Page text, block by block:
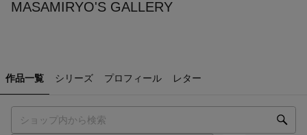
MASAMIRYO'S GALLERY
作品一覧 シリーズ プロフィール レター